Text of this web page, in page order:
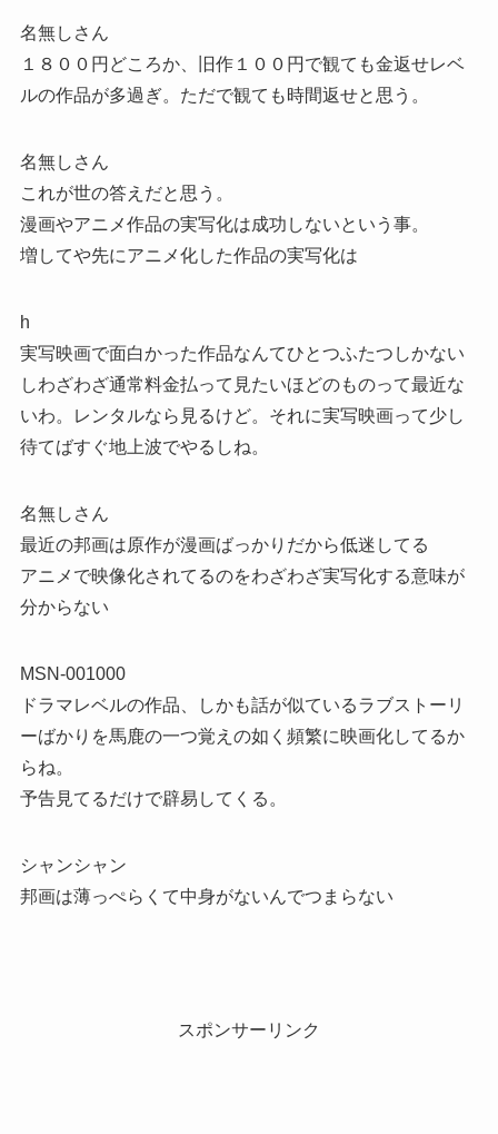
名無しさん
１８００円どころか、旧作１００円で観ても金返せレベ
ルの作品が多過ぎ。ただで観ても時間返せと思う。
名無しさん
これが世の答えだと思う。
漫画やアニメ作品の実写化は成功しないという事。
増してや先にアニメ化した作品の実写化は
h
実写映画で面白かった作品なんてひとつふたつしかない
しわざわざ通常料金払って見たいほどのものって最近な
いわ。レンタルなら見るけど。それに実写映画って少し
待てばすぐ地上波でやるしね。
名無しさん
最近の邦画は原作が漫画ばっかりだから低迷してる
アニメで映像化されてるのをわざわざ実写化する意味が
分からない
MSN-001000
ドラマレベルの作品、しかも話が似ているラブストーリ
ーばかりを馬鹿の一つ覚えの如く頻繁に映画化してるか
らね。
予告見てるだけで辟易してくる。
シャンシャン
邦画は薄っぺらくて中身がないんでつまらない
スポンサーリンク